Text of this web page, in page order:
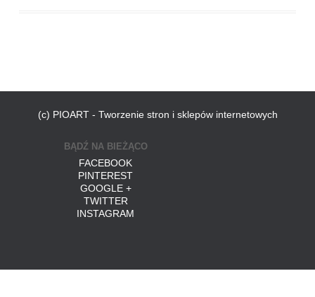
(c) PIOART - Tworzenie stron i sklepów internetowych
BĄDŹ NA BIEŻĄCO
FACEBOOK
PINTEREST
GOOGLE +
TWITTER
INSTAGRAM